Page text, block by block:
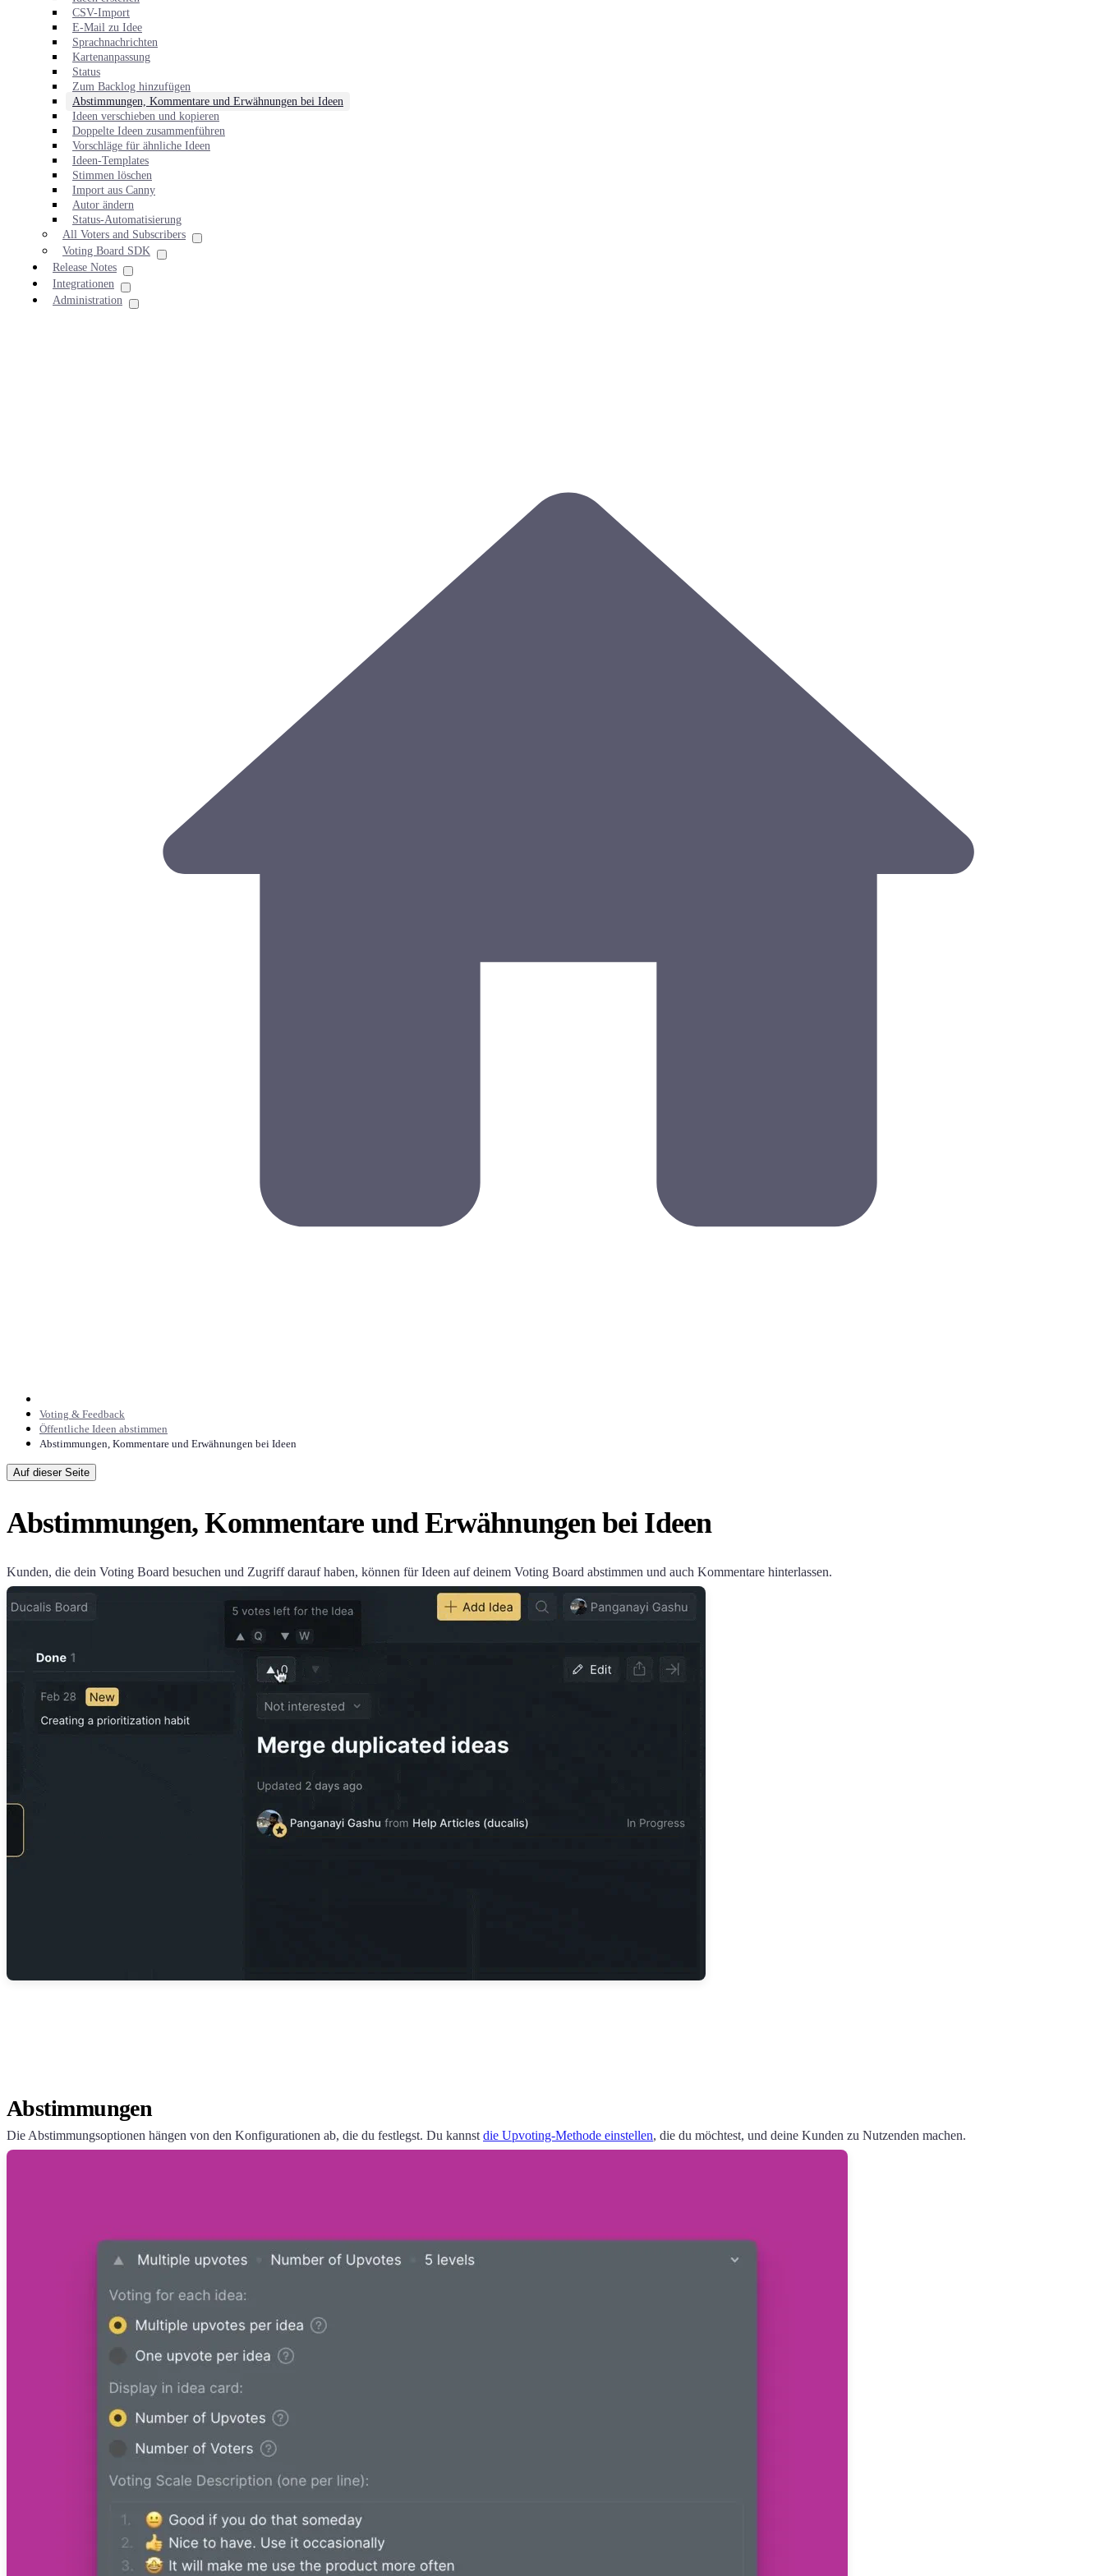
CSV-Import
E-Mail zu Idee
Sprachnachrichten
Kartenanpassung
Status
Zum Backlog hinzufügen
Abstimmungen, Kommentare und Erwähnungen bei Ideen
Ideen verschieben und kopieren
Doppelte Ideen zusammenführen
Vorschläge für ähnliche Ideen
Ideen-Templates
Stimmen löschen
Import aus Canny
Autor ändern
Status-Automatisierung
All Voters and Subscribers
Voting Board SDK
Release Notes
Integrationen
Administration
Voting & Feedback
Öffentliche Ideen abstimmen
Abstimmungen, Kommentare und Erwähnungen bei Ideen
Auf dieser Seite
Abstimmungen, Kommentare und Erwähnungen bei Ideen
Kunden, die dein Voting Board besuchen und Zugriff darauf haben, können für Ideen auf deinem Voting Board abstimmen und auch Kommentare hinterlassen.
Abstimmungen
Die Abstimmungsoptionen hängen von den Konfigurationen ab, die du festlegst. Du kannst die Upvoting-Methode einstellen, die du möchtest, und deine Kunden zu Nutzenden machen.